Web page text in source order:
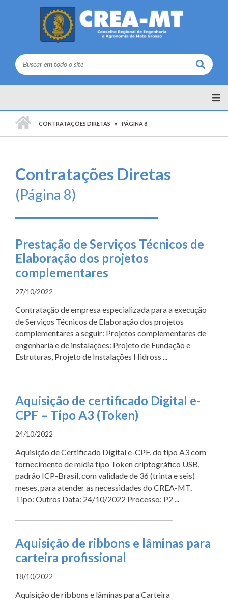
Buscar
CONTRATAÇÕES DIRETAS PÁGINA 8
Contratações Diretas
(Página 8)
Prestação de Serviços Técnicos de
Elaboração dos projetos
complementares
27/10/2022
Contratação de empresa especializada para a execução
de Serviços Técnicos de Elaboração dos projetos
complementares a seguir: Projetos complementares de
engenharia e de instalações: Projeto de Fundação e
Estruturas, Projeto de Instalações Hidross ...
Aquisição de certificado Digital e-
CPF – Tipo A3 (Token)
24/10/2022
Aquisição de Certificado Digital e-CPF, do tipo A3 com
fornecimento de mídia tipo Token criptográfico USB,
padrão ICP-Brasil, com validade de 36 (trinta e seis)
meses, para atender as necessidades do CREA-MT.
Tipo: Outros Data: 24/10/2022 Processo: P2 ...
Aquisição de ribbons e lâminas para
carteira profissional
18/10/2022
Aquisição de ribbons e lâminas para Carteira